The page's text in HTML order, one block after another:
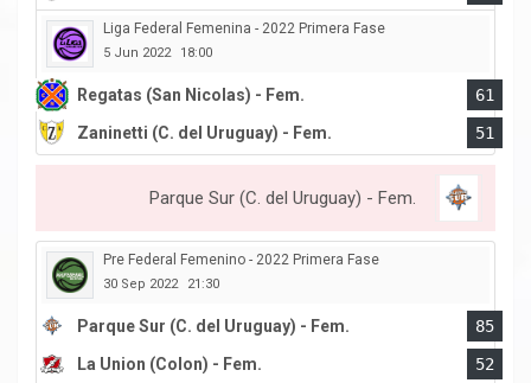
Liga Federal Femenina - 2022 Primera Fase
5 Jun 2022 18:00
Regatas (San Nicolas) - Fem.
61
Zaninetti (C. del Uruguay) - Fem.
51
Parque Sur (C. del Uruguay) - Fem.
Pre Federal Femenino - 2022 Primera Fase
30 Sep 2022 21:30
Parque Sur (C. del Uruguay) - Fem.
85
La Union (Colon) - Fem.
52